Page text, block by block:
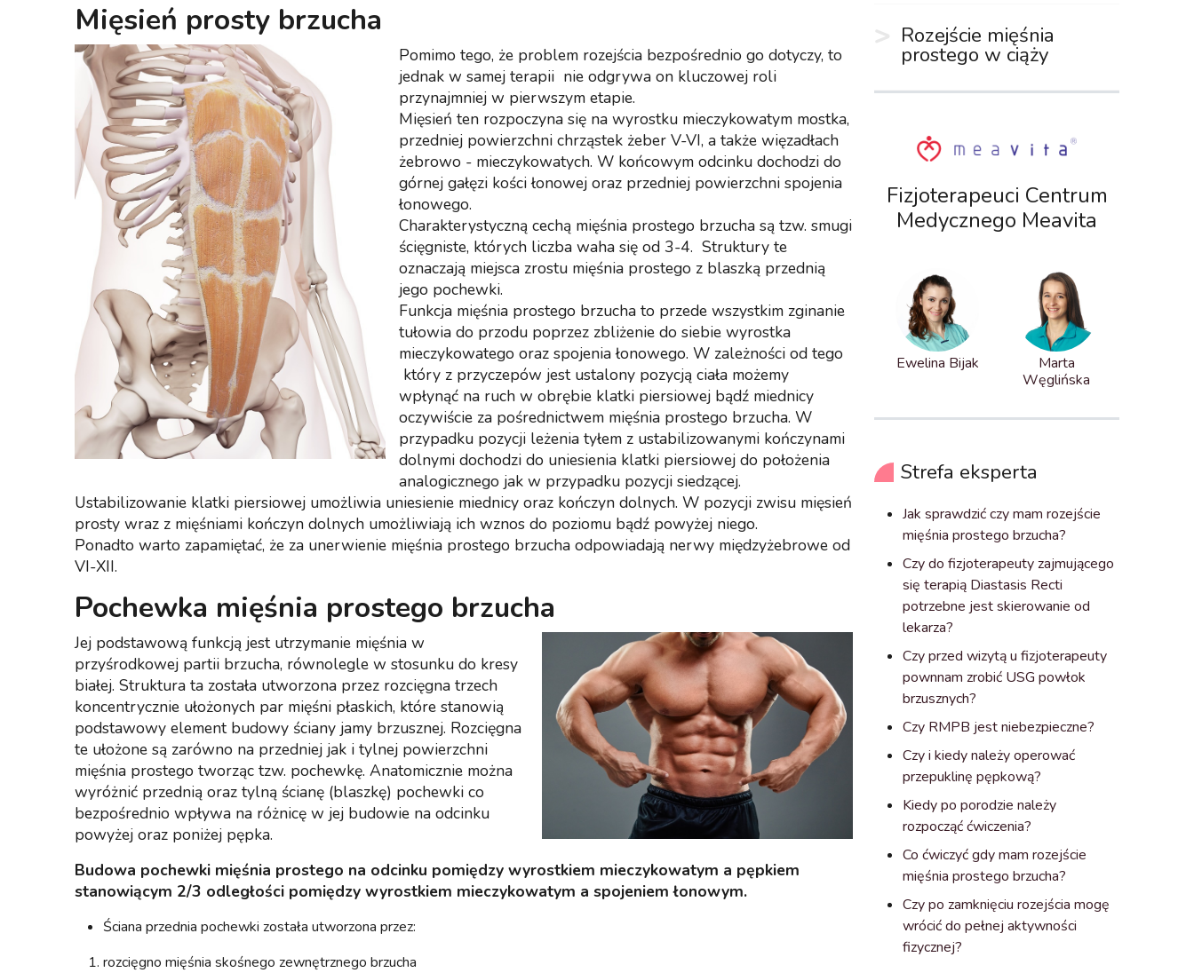
Mięsień prosty brzucha
Pomimo tego, że problem rozejścia bezpośrednio go dotyczy, to
jednak w samej terapii nie odgrywa on kluczowej roli
przynajmniej w pierwszym etapie.
Mięsień ten rozpoczyna się na wyrostku mieczykowatym mostka,
przedniej powierzchni chrząstek żeber V-VI, a także więzadłach
żebrowo - mieczykowatych. W końcowym odcinku dochodzi do
górnej gałęzi kości łonowej oraz przedniej powierzchni spojenia
łonowego.
Charakterystyczną cechą mięśnia prostego brzucha są tzw. smugi
ścięgniste, których liczba waha się od 3-4. Struktury te
oznaczają miejsca zrostu mięśnia prostego z blaszką przednią
jego pochewki.
Funkcja mięśnia prostego brzucha to przede wszystkim zginanie
tułowia do przodu poprzez zbliżenie do siebie wyrostka
mieczykowatego oraz spojenia łonowego. W zależności od tego
który z przyczepów jest ustalony pozycją ciała możemy
wpłynąć na ruch w obrębie klatki piersiowej bądź miednicy
oczywiście za pośrednictwem mięśnia prostego brzucha. W
przypadku pozycji leżenia tyłem z ustabilizowanymi kończynami
dolnymi dochodzi do uniesienia klatki piersiowej do położenia
analogicznego jak w przypadku pozycji siedzącej.
Ustabilizowanie klatki piersiowej umożliwia uniesienie miednicy oraz kończyn dolnych. W pozycji zwisu mięsień
prosty wraz z mięśniami kończyn dolnych umożliwiają ich wznos do poziomu bądź powyżej niego.
Ponadto warto zapamiętać, że za unerwienie mięśnia prostego brzucha odpowiadają nerwy międzyżebrowe od
VI-XII.
Pochewka mięśnia prostego brzucha
Jej podstawową funkcją jest utrzymanie mięśnia w
przyśrodkowej partii brzucha, równolegle w stosunku do kresy
białej. Struktura ta została utworzona przez rozcięgna trzech
koncentrycznie ułożonych par mięśni płaskich, które stanowią
podstawowy element budowy ściany jamy brzusznej. Rozcięgna
te ułożone są zarówno na przedniej jak i tylnej powierzchni
mięśnia prostego tworząc tzw. pochewkę. Anatomicznie można
wyróżnić przednią oraz tylną ścianę (blaszkę) pochewki co
bezpośrednio wpływa na różnicę w jej budowie na odcinku
powyżej oraz poniżej pępka.
Budowa pochewki mięśnia prostego na odcinku pomiędzy wyrostkiem mieczykowatym a pępkiem
stanowiącym 2/3 odległości pomiędzy wyrostkiem mieczykowatym a spojeniem łonowym.
Ściana przednia pochewki została utworzona przez:
rozcięgno mięśnia skośnego zewnętrznego brzucha
Rozejście mięśnia
prostego w ciąży
Fizjoterapeuci Centrum
Medycznego Meavita
Ewelina Bijak
Marta
Węglińska
Strefa eksperta
Jak sprawdzić czy mam rozejście
mięśnia prostego brzucha?
Czy do fizjoterapeuty zajmującego
się terapią Diastasis Recti
potrzebne jest skierowanie od
lekarza?
Czy przed wizytą u fizjoterapeuty
pownnam zrobić USG powłok
brzusznych?
Czy RMPB jest niebezpieczne?
Czy i kiedy należy operować
przepuklinę pępkową?
Kiedy po porodzie należy
rozpocząć ćwiczenia?
Co ćwiczyć gdy mam rozejście
mięśnia prostego brzucha?
Czy po zamknięciu rozejścia mogę
wrócić do pełnej aktywności
fizycznej?